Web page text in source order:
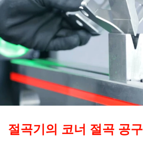
절곡기의 코너 절곡 공구